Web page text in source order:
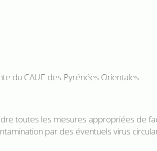
du CAUE des Pyrénées Orientales
toutes les mesures appropriées de
par des éventuels virus